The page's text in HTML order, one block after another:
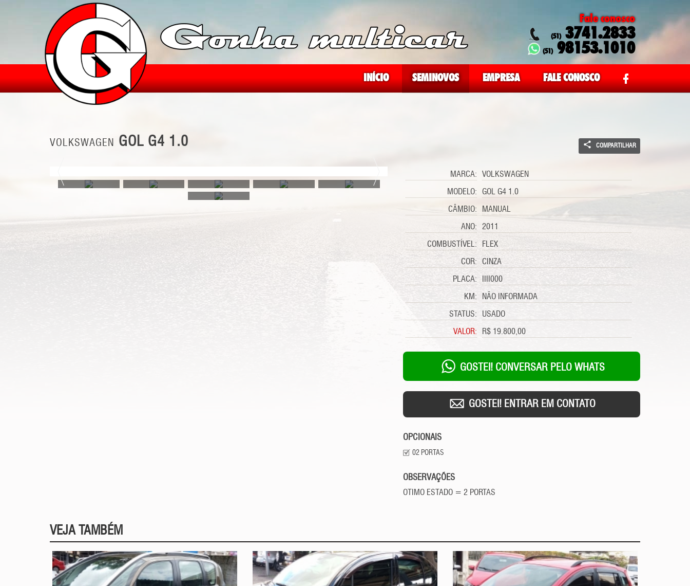
Fale conosco
(51)3741.2833
(51)98153.1010
INÍCIO SEMINOVOS EMPRESA FALE CONOSCO
VOLKSWAGEN GOL G4 1.0 COMPARTILHAR
MARCA: VOLKSWAGEN
MODELO: GOL G4 1.0
CÂMBIO: MANUAL
ANO: 2011
COMBUSTÍVEL: FLEX
COR: CINZA
PLACA: IIII000
KM: NÃO INFORMADA
STATUS: USADO
VALOR: R$ 19.800,00
GOSTEI! CONVERSAR PELO WHATS
GOSTEI! ENTRAR EM CONTATO
OPCIONAIS
02 PORTAS
OBSERVAÇÕES
OTIMO ESTADO = 2 PORTAS
VEJA TAMBÉM